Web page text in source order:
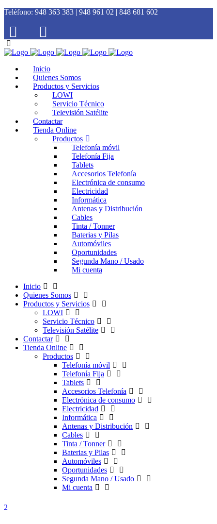
Teléfono: 948 363 383 | 948 961 02 | 848 681 602
Inicio
Quienes Somos
Productos y Servicios
LOWI
Servicio Técnico
Televisión Satélite
Contactar
Tienda Online
Productos
Telefonía móvil
Telefonía Fija
Tablets
Accesorios Telefonía
Electrónica de consumo
Electricidad
Informática
Antenas y Distribución
Cables
Tinta / Tonner
Baterias y Pilas
Automóviles
Oportunidades
Segunda Mano / Usado
Mi cuenta
Inicio
Quienes Somos
Productos y Servicios
LOWI
Servicio Técnico
Televisión Satélite
Contactar
Tienda Online
Productos
Telefonía móvil
Telefonía Fija
Tablets
Accesorios Telefonía
Electrónica de consumo
Electricidad
Informática
Antenas y Distribución
Cables
Tinta / Tonner
Baterias y Pilas
Automóviles
Oportunidades
Segunda Mano / Usado
Mi cuenta